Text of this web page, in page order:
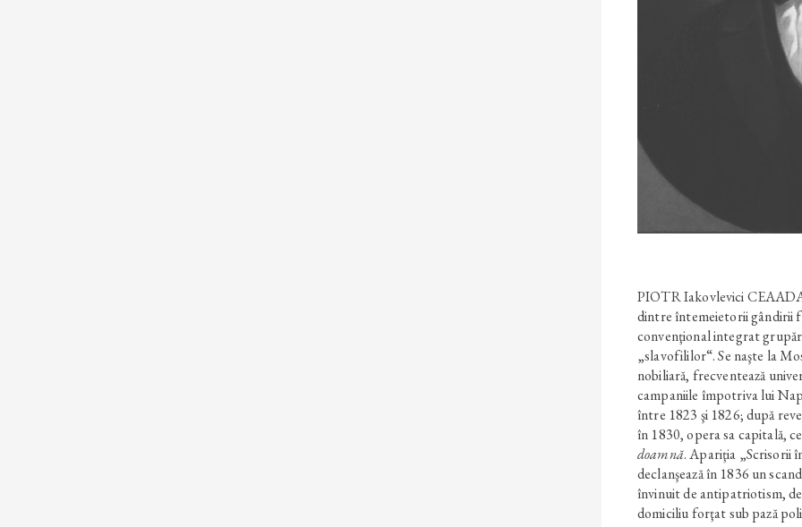
PIOTR Iakovlevici
dintre întemeietorii gândirii
convenţional integrat
„slavofililor“. Se naşte la
nobiliară, frecventează
campaniile împotriva lui
între 1823 şi 1826; după
în 1830, opera sa capitală,
doamnă. Apariţia „Scrisorii
declanşează în 1836 un
învinuit de antipatriotism,
domiciliu forţat sub pază